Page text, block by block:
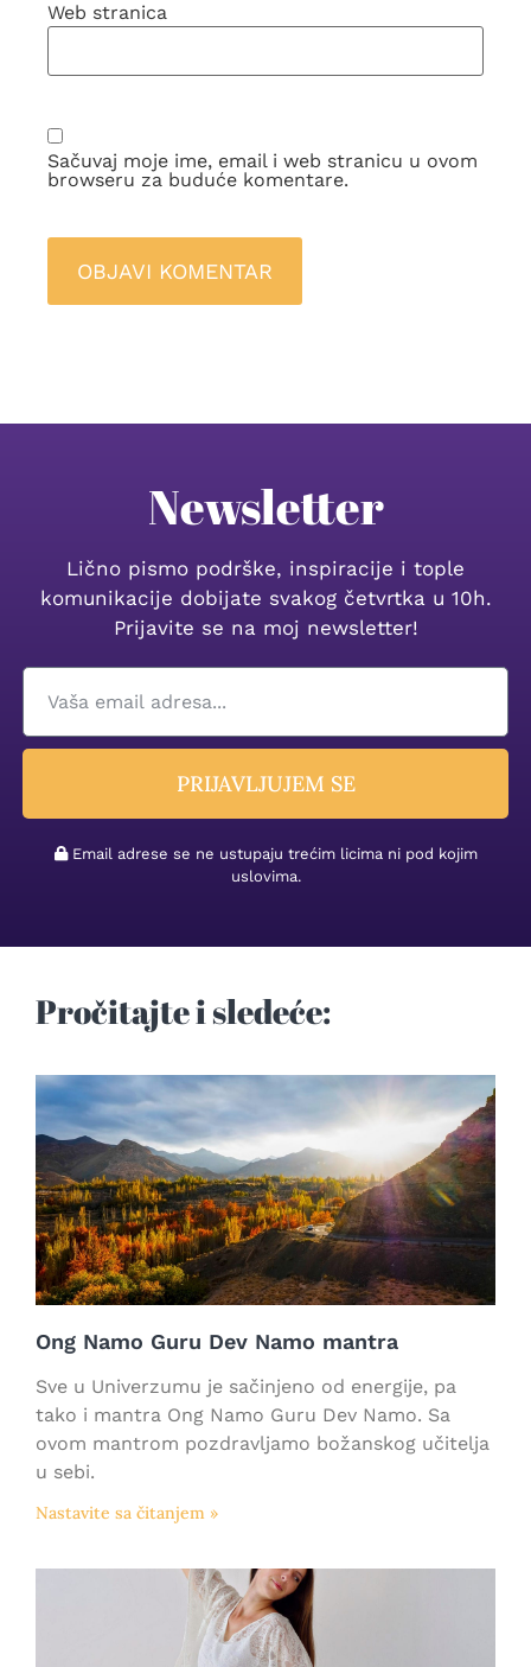
Web stranica
Sačuvaj moje ime, email i web stranicu u ovom
browseru za buduće komentare.
Newsletter
Lično pismo podrške, inspiracije i tople
komunikacije dobijate svakog četvrtka u 10h.
Prijavite se na moj newsletter!
PRIJAVLJUJEM SE
Email adrese se ne ustupaju trećim licima ni pod kojim
uslovima.
Pročitajte i sledeće:
Ong Namo Guru Dev Namo mantra
Sve u Univerzumu je sačinjeno od energije, pa
tako i mantra Ong Namo Guru Dev Namo. Sa
ovom mantrom pozdravljamo božanskog učitelja
u sebi.
Nastavite sa čitanjem »